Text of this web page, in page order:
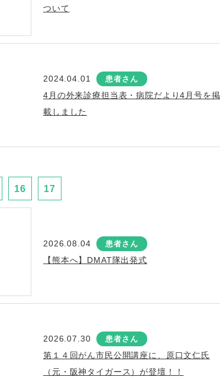
ついて
2024.04.01 患者さん
4月の外来診療担当表・病院だより4月号を掲
載しました
16 17
2026.08.04 患者さん
【熊本へ】DMAT隊出発式
2026.07.30 患者さん
第１４回がん市民公開講座に、原口文仁氏
（元・阪神タイガース）が登壇！！